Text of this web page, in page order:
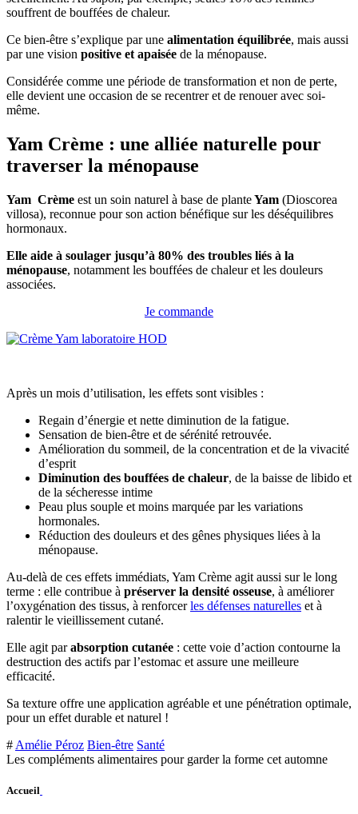
souffrent de bouffées de chaleur.
Ce bien-être s’explique par une alimentation équilibrée, mais aussi
par une vision positive et apaisée de la ménopause.
Considérée comme une période de transformation et non de perte,
elle devient une occasion de se recentrer et de renouer avec soi-
même.
Yam Crème : une alliée naturelle pour
traverser la ménopause
Yam Crème est un soin naturel à base de planteYam (Dioscorea
villosa), reconnue pour son action bénéfique sur les déséquilibres
hormonaux.
Elle aide à soulager jusqu’à 80% des troubles liés à la
ménopause, notamment les bouffées de chaleur et les douleurs
associées.
Je commande
Après un mois d’utilisation, les effets sont visibles :
Regain d’énergie et nette diminution de la fatigue.
Sensation de bien-être et de sérénité retrouvée.
Amélioration du sommeil, de la concentration et de la vivacité
d’esprit
Diminution des bouffées de chaleur, de la baisse de libido et
de la sécheresse intime
Peau plus souple et moins marquée par les variations
hormonales.
Réduction des douleurs et des gênes physiques liées à la
ménopause.
Au-delà de ces effets immédiats, Yam Crème agit aussi sur le long
terme : elle contribue à préserver la densité osseuse, à améliorer
l’oxygénation des tissus, à renforcerles défenses naturelles et à
ralentir le vieillissement cutané.
Elle agit parabsorption cutanée : cette voie d’action contourne la
destruction des actifs par l’estomac et assure une meilleure
efficacité.
Sa texture offre une application agréable et une pénétration optimale,
pour un effet durable et naturel !
# Amélie Péroz Bien-être Santé
Les compléments alimentaires pour garder la forme cet automne
Accueil